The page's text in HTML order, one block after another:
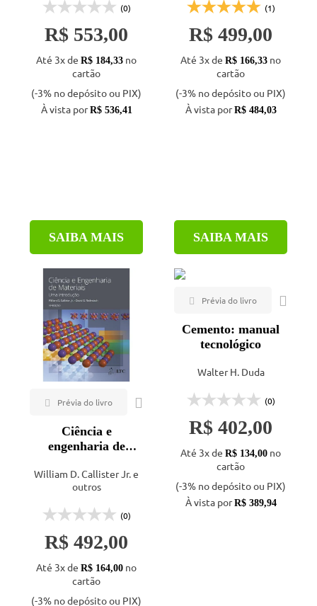
(0)
R$ 553,00
Até 3x de R$ 184,33 no
cartão
(-3% no depósito ou PIX)
À vista porR$ 536,41
SAIBA MAIS
(1)
R$ 499,00
Até 3x de R$ 166,33 no
cartão
(-3% no depósito ou PIX)
À vista porR$ 484,03
SAIBA MAIS
Ciência e
engenharia de
introdução - 10ª ed.
William D. Callister Jr. e
outros
(0)
R$ 492,00
Até 3x de R$ 164,00 no
cartão
(-3% no depósito ou PIX)
Cemento: manual
tecnológico
Walter H. Duda
(0)
R$ 402,00
Até 3x de R$ 134,00 no
cartão
(-3% no depósito ou PIX)
À vista porR$ 389,94